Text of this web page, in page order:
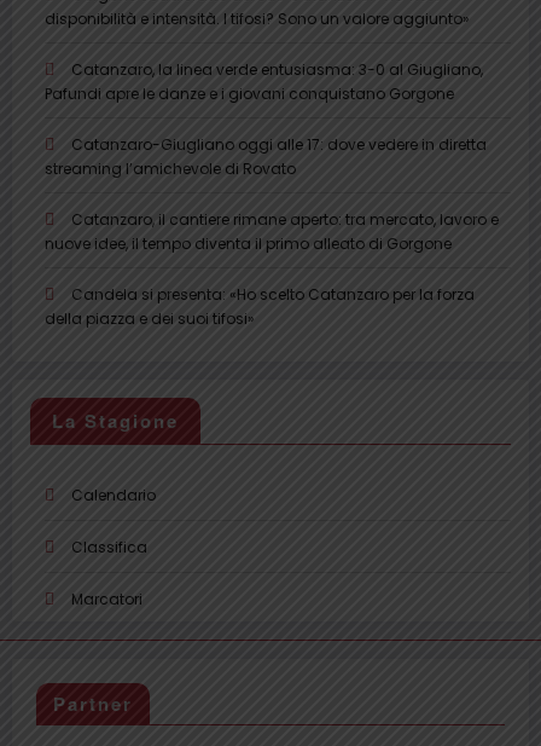
disponibilità e intensità. I tifosi? Sono un valore aggiunto»
Catanzaro, la linea verde entusiasma: 3-0 al Giugliano,
Pafundi apre le danze e i giovani conquistano Gorgone
Catanzaro-Giugliano oggi alle 17: dove vedere in diretta
streaming l’amichevole di Rovato
Catanzaro, il cantiere rimane aperto: tra mercato, lavoro e
nuove idee, il tempo diventa il primo alleato di Gorgone
Candela si presenta: «Ho scelto Catanzaro per la forza
della piazza e dei suoi tifosi»
La Stagione
Calendario
Classifica
Marcatori
Partner